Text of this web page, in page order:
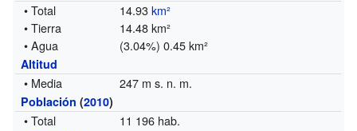
• Total 14.93km²
• Tierra
14.48 km²
• Agua
(3.04%) 0.45 km²
Altitud
• Media 247 m s. n. m.
Población (2010)
• Total
11 196 hab.